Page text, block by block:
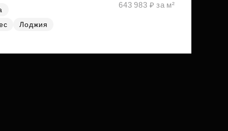
Лоджия
643 983 ₽ за м²